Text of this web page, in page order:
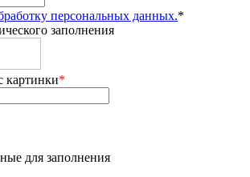
персональных данных.*
заполнения
картинки*
для заполнения